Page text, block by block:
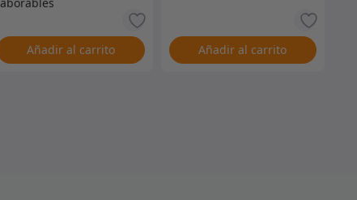
Añadir al carrito Añadir al carrito